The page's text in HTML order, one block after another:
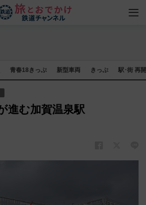
青春18きっぷ 新型車両 きっぷ 駅･街 再
進む加賀温泉駅